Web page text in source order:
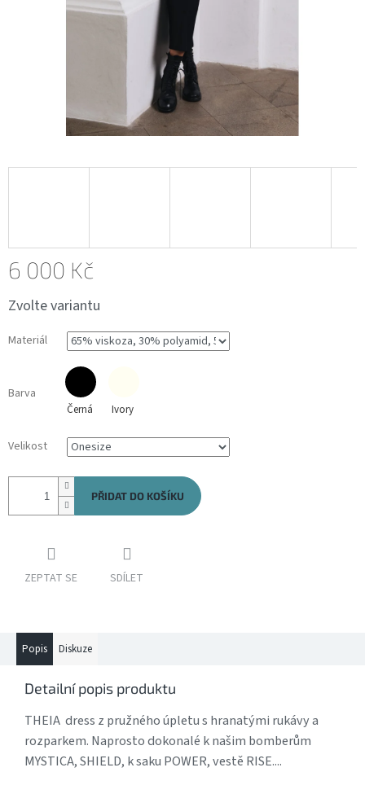
6 000 Kč
cena:
Zvolte variantu
Materiál
Barva
Černá Ivory
Velikost
PŘIDAT DO KOŠÍKU
ZEPTAT SE SDÍLET
Popis Diskuze
Detailní popis produktu
THEIA dress z pružného úpletu s hranatými rukávy a
rozparkem. Naprosto dokonalé k našim bomberům
MYSTICA, SHIELD, k saku POWER, vestě RISE....